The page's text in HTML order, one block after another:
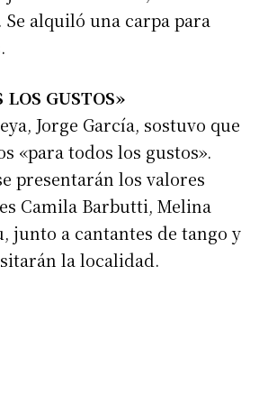
gratis
electrónico*
alquiló una carpa para
LOS GUSTOS»
Jorge García, sostuvo que
«para todos los gustos».
presentarán los valores
Camila Barbutti, Melina
junto a cantantes de tango y
la localidad.